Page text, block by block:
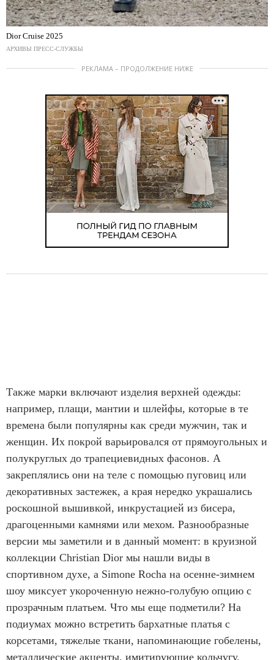
Dior Cruise 2025
АРХИВЫ ПРЕСС-СЛУЖБЫ
РЕКЛАМА – ПРОДОЛЖЕНИЕ НИЖЕ
Также марки включают изделия верхней одежды:
например, плащи, мантии и шлейфы, которые в те
времена были популярны как среди мужчин, так и
женщин. Их покрой варьировался от прямоугольных и
полукруглых до трапециевидных фасонов. А
закреплялись они на теле с помощью пуговиц или
декоративных застежек, а края нередко украшались
роскошной вышивкой, инкрустацией из бисера,
драгоценными камнями или мехом. Разнообразные
версии мы заметили и в данный момент: в круизной
коллекции Christian Dior мы нашли виды в
спортивном духе, а Simone Rocha на осенне-зимнем
шоу миксует укороченную нежно-голубую опцию с
прозрачным платьем. Что мы еще подметили? На
подиумах можно встретить бархатные платья с
корсетами, тяжелые ткани, напоминающие гобелены,
металлические акценты, имитирующие кольчугу.